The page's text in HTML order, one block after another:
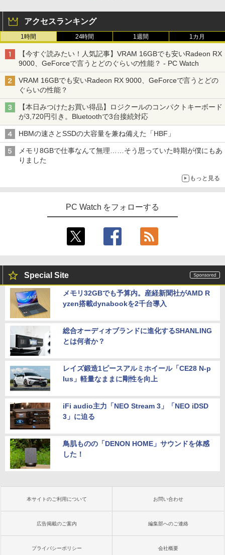
アクセスランキング
1時間 24時間 1週間 1カ月
【今すぐ読みたい！人気記事】VRAM 16GBでも安いRadeon RX
9000、GeForceで言うとどのぐらいの性能？ - PC Watch
VRAM 16GBでも安いRadeon RX 9000、GeForceで言うとどの
ぐらいの性能？
【本日みつけたお買い得品】ロジクールのコンパクトキーボード
が3,720円引き。Bluetoothで3台接続対応
HBMの速さとSSDの大容量を兼ね備えた「HBF」
メモリ8GBで仕事なんて無理……そう思っていた時期が僕にもあ
りました
もっと見る
PC Watch をフォローする
Special Site
メモリ32GBでも予算内。産経新聞社がAMD R
yzen搭載dynabookを2千台導入
総合オーディオブランドに進化するSHANLING
とは何者か？
レイズ鍛造1ピースアルミホイール「CE28 N-p
lus」軽量なままに剛性を向上
iFi audio主力「NEO Stream 3」「NEO iDSD
3」に迫る
鳥肌ものの「DENON HOME」サウンドを体感
した！
本サイトのご利用について お問い合わせ
広告掲載のご案内 編集部へのご連絡
プライバシーポリシー 会社概要